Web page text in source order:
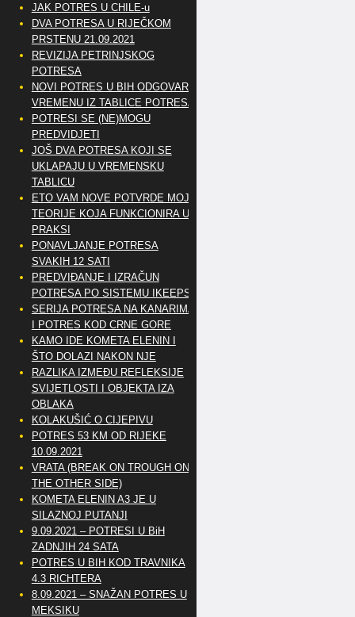
JAK POTRES U CHILE-u
DVA POTRESA U RIJEČKOM
PRSTENU 21.09.2021
REVIZIJA PETRINJSKOG
POTRESA
NOVI POTRES U BIH ODGOVARA
VREMENU IZ TABLICE POTRESA
POTRESI SE (NE)MOGU
PREDVIDJETI
JOŠ DVA POTRESA KOJI SE
UKLAPAJU U VREMENSKU
TABLICU
ETO VAM NOVE POTVRDE MOJE
TEORIJE KOJA FUNKCIONIRA U
PRAKSI
PONAVLJANJE POTRESA
SVAKIH 12 SATI
PREDVIĐANJE I IZRAČUN
POTRESA PO SISTEMU IKEEPS
SERIJA POTRESA NA KANARIMA
I POTRES KOD CRNE GORE
KAMO IDE KOMETA ELENIN I
ŠTO DOLAZI NAKON NJE
RAZLIKA IZMEĐU REFLEKSIJE
SVIJETLOSTI I OBJEKTA IZA
OBLAKA
KOLAKUŠIĆ O CIJEPIVU
POTRES 53 KM OD RIJEKE
10.09.2021
VRATA (BREAK ON TROUGH ON
THE OTHER SIDE)
KOMETA ELENIN A3 JE U
SILAZNOJ PUTANJI
9.09.2021 – POTRESI U BiH
ZADNJIH 24 SATA
POTRES U BIH KOD TRAVNIKA
4.3 RICHTERA
8.09.2021 – SNAŽAN POTRES U
MEKSIKU